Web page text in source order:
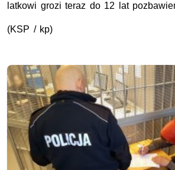
latkowi grozi teraz do 12 lat
(KSP / kp)